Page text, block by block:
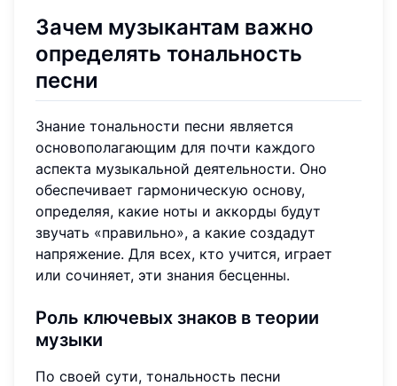
Зачем музыкантам важно
определять тональность
песни
Знание тональности песни является
основополагающим для почти каждого
аспекта музыкальной деятельности. Оно
обеспечивает гармоническую основу,
определяя, какие ноты и аккорды будут
звучать «правильно», а какие создадут
напряжение. Для всех, кто учится, играет
или сочиняет, эти знания бесценны.
Роль ключевых знаков в теории
музыки
По своей сути, тональность песни